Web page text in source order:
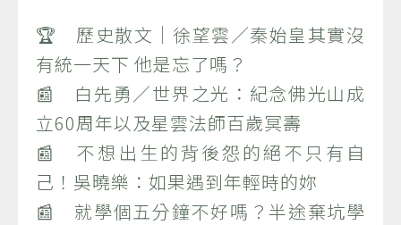
🏆 歷史散文｜徐望雲／秦始皇其實沒
有統一天下 他是忘了嗎？
📰 白先勇／世界之光：紀念佛光山成
立60周年以及星雲法師百歲冥壽
📰 不想出生的背後怨的絕不只有自
己！吳曉樂：如果遇到年輕時的妳
📰 就學個五分鐘不好嗎？半途棄坑學